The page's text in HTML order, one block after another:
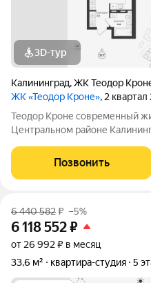
3D-тур
Калининград,ЖК Теодор
ЖК «Теодор Кроне», 2
Теодор Кроне современный жилой квартал класса комфорт+ в
Центральном районе
тех, кто ценит качество,
со всем необходимым. 99%
Позвонить
6 440 582₽ –5%
6 118 552₽
от 26 992 ₽ в месяц
33,6 м²
квартира-студия 5